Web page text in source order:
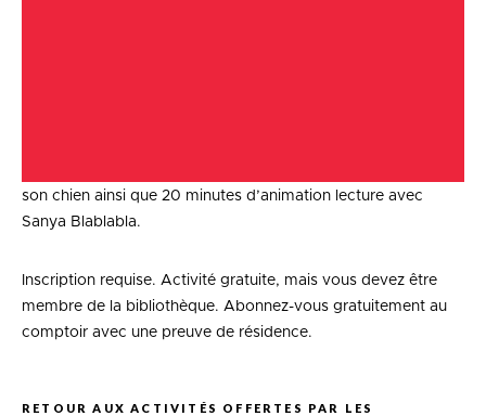
son chien ainsi que 20 minutes d’animation lecture avec
Sanya Blablabla.
Inscription requise. Activité gratuite, mais vous devez être
membre de la bibliothèque. Abonnez-vous gratuitement au
comptoir avec une preuve de résidence.
RETOUR AUX ACTIVITÉS OFFERTES PAR LES